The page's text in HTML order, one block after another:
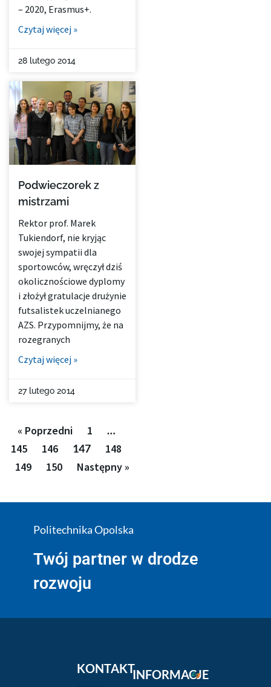
– 2020, Erasmus+.
Czytaj więcej »
28 lutego 2014
Podwieczorek z
mistrzami
Rektor prof. Marek
Tukiendorf, nie kryjąc
swojej sympatii dla
sportowców, wręczył dziś
okolicznościowe dyplomy
i złożył gratulacje drużynie
futsalistek uczelnianego
AZS. Przypomnijmy, że na
rozegranych
Czytaj więcej »
27 lutego 2014
« Poprzedni 1 …
145 146 147
148
149
150 Następny »
Politechnika Opolska
Twój partner w drodze
rozwoju
KONTAKTINFORMACJE